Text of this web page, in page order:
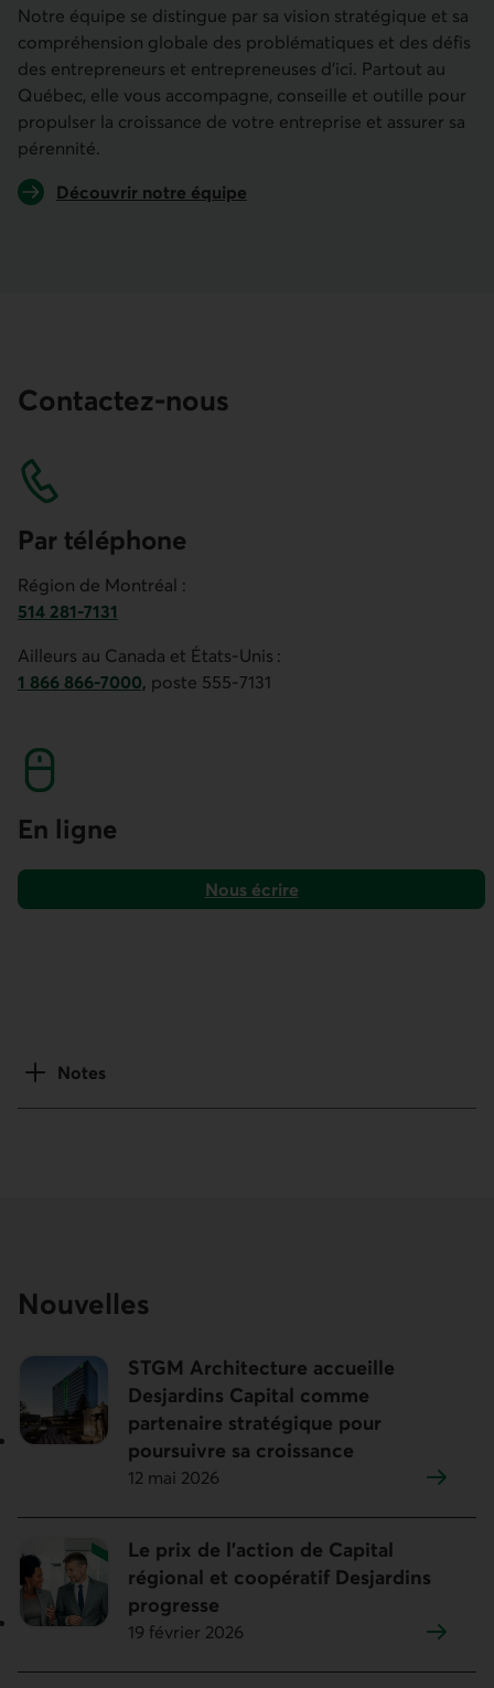
Notre équipe se distingue par sa vision stratégique et sa
compréhension globale des problématiques et des défis
des entrepreneurs et entrepreneuses d’ici. Partout au
Québec, elle vous accompagne, conseille et outille pour
propulser la croissance de votre entreprise et assurer sa
pérennité.
Découvrir notre équipe
Contactez-nous
Par téléphone
Région de Montréal :
514 281-7131
Ailleurs au Canada et États-Unis :
1 866 866-7000, poste 555-7131
En ligne
Nous écrire
Notes
Nouvelles
STGM Architecture accueille
Desjardins Capital comme
partenaire stratégique pour
poursuivre sa croissance
12 mai 2026
Le prix de l’action de Capital
régional et coopératif Desjardins
progresse
19 février 2026